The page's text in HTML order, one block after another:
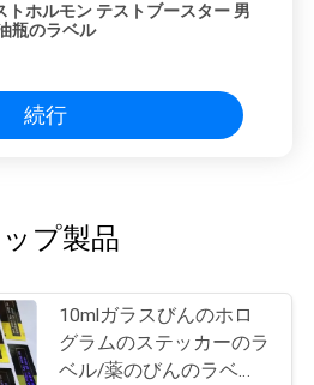
トホルモン テストブースター 男
瓶のラベル
続行
ップ製品
10mlガラスびんのホロ
グラムのステッカーのラ
ベル/薬のびんのラベル